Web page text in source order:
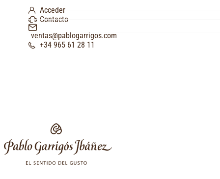
Acceder
Contacto
ventas@pablogarrigos.com
+34 965 61 28 11